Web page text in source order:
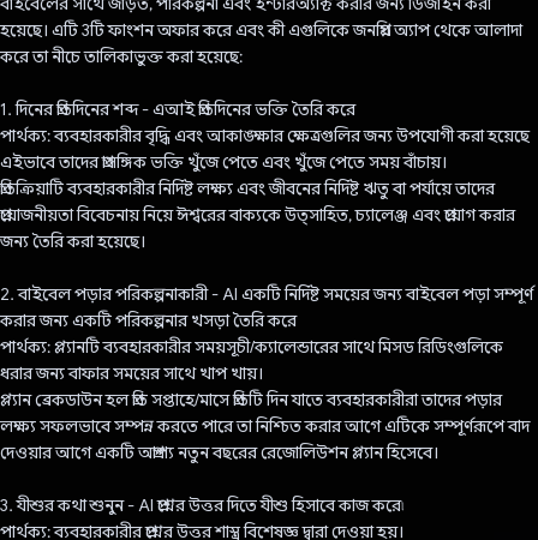
হয়েছে। এটি 3টি ফাংশন অফার করে এবং কী এগুলিকে জনপ্রিয় অ্যাপ থেকে আলাদা
করে তা নীচে তালিকাভুক্ত করা হয়েছে:
1. দিনের প্রতিদিনের শব্দ - এআই প্রতিদিনের ভক্তি তৈরি করে
পার্থক্য: ব্যবহারকারীর বৃদ্ধি এবং আকাঙ্ক্ষার ক্ষেত্রগুলির জন্য উপযোগী করা হয়েছে
এইভাবে তাদের প্রাসঙ্গিক ভক্তি খুঁজে পেতে এবং খুঁজে পেতে সময় বাঁচায়।
প্রতিক্রিয়াটি ব্যবহারকারীর নির্দিষ্ট লক্ষ্য এবং জীবনের নির্দিষ্ট ঋতু বা পর্যায়ে তাদের
প্রয়োজনীয়তা বিবেচনায় নিয়ে ঈশ্বরের বাক্যকে উত্সাহিত, চ্যালেঞ্জ এবং প্রয়োগ করার
জন্য তৈরি করা হয়েছে।
2. বাইবেল পড়ার পরিকল্পনাকারী - AI একটি নির্দিষ্ট সময়ের জন্য বাইবেল পড়া সম্পূর্ণ
করার জন্য একটি পরিকল্পনার খসড়া তৈরি করে
পার্থক্য: প্ল্যানটি ব্যবহারকারীর সময়সূচী/ক্যালেন্ডারের সাথে মিসড রিডিংগুলিকে
ধরার জন্য বাফার সময়ের সাথে খাপ খায়।
প্ল্যান ব্রেকডাউন হল প্রতি সপ্তাহে/মাসে প্রতিটি দিন যাতে ব্যবহারকারীরা তাদের পড়ার
লক্ষ্য সফলভাবে সম্পন্ন করতে পারে তা নিশ্চিত করার আগে এটিকে সম্পূর্ণরূপে বাদ
দেওয়ার আগে একটি অপ্রাপ্য নতুন বছরের রেজোলিউশন প্ল্যান হিসেবে।
3. যীশুর কথা শুনুন - AI প্রশ্নের উত্তর দিতে যীশু হিসাবে কাজ করে৷
পার্থক্য: ব্যবহারকারীর প্রশ্নের উত্তর শাস্ত্র বিশেষজ্ঞ দ্বারা দেওয়া হয়।